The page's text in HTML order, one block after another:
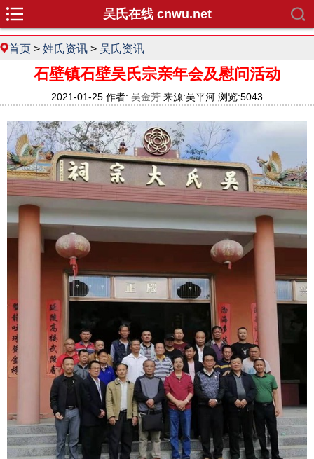
吴氏在线 cnwu.net
首页 > 姓氏资讯 > 吴氏资讯
石壁镇石壁吴氏宗亲年会及慰问​活动
2021-01-25 作者: 吴金芳 来源:吴平河 浏览:5043